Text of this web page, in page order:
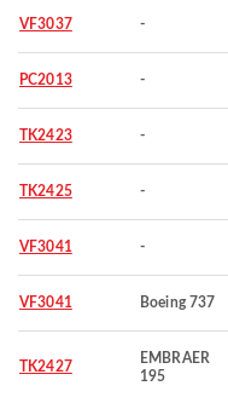
VF3037 -
PC2013 -
TK2423 -
TK2425 -
VF3041 -
VF3041 Boeing 737
TK2427
EMBRAER
195